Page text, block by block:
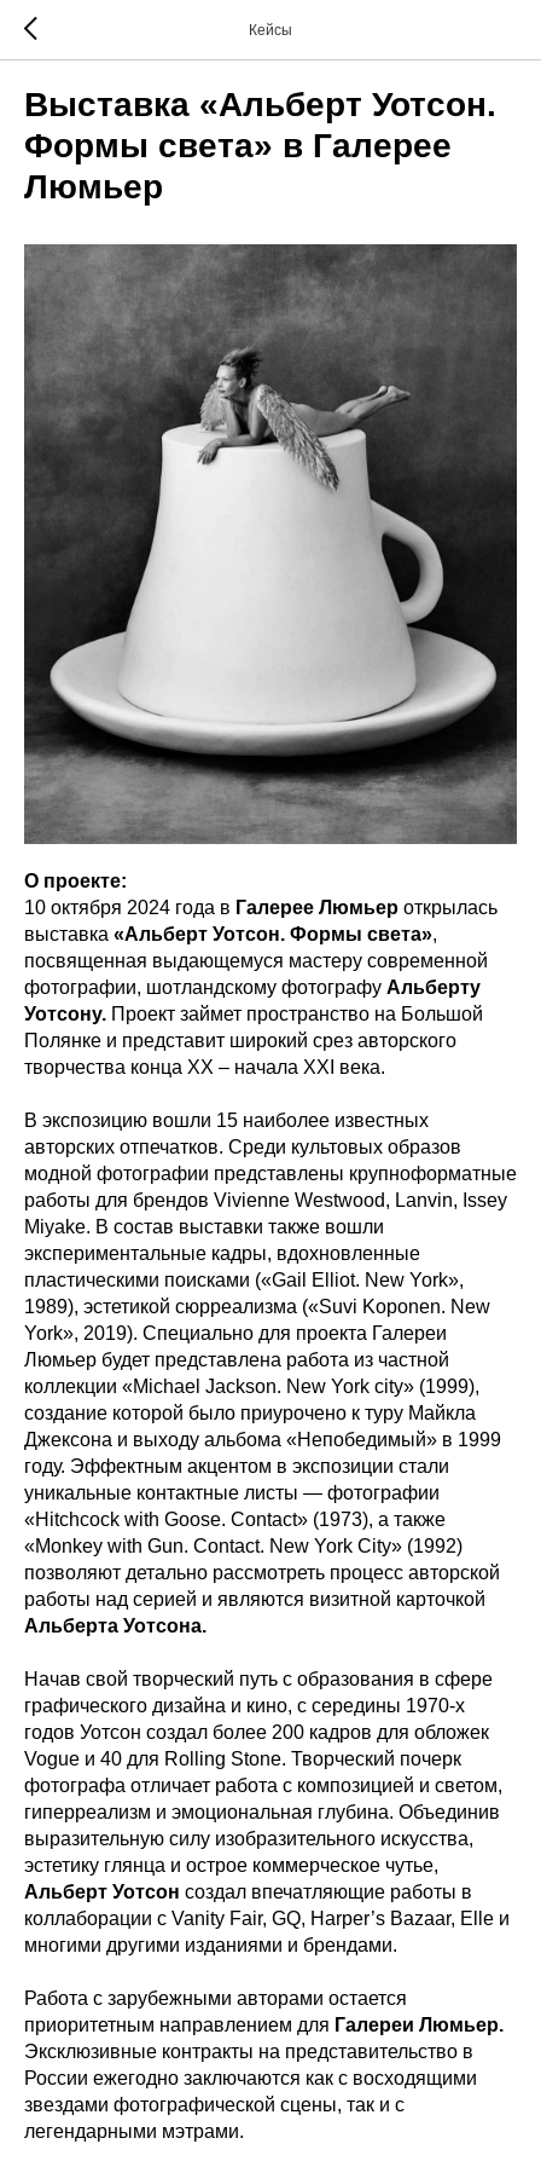
Кейсы
Выставка «Альберт Уотсон.
Формы света» в Галерее
Люмьер
О проекте:
10 октября 2024 года в Галерее Люмьер открылась
выставка «Альберт Уотсон. Формы света»,
посвященная выдающемуся мастеру современной
фотографии, шотландскому фотографу Альберту
Уотсону. Проект займет пространство на Большой
Полянке и представит широкий срез авторского
творчества конца XX – начала XXI века.
В экспозицию вошли 15 наиболее известных
авторских отпечатков. Среди культовых образов
модной фотографии представлены крупноформатные
работы для брендов Vivienne Westwood, Lanvin, Issey
Miyake. В состав выставки также вошли
экспериментальные кадры, вдохновленные
пластическими поисками («Gail Elliot. New York»,
1989), эстетикой сюрреализма («Suvi Koponen. New
York», 2019). Специально для проекта Галереи
Люмьер будет представлена работа из частной
коллекции «Michael Jackson. New York city» (1999),
создание которой было приурочено к туру Майкла
Джексона и выходу альбома «Непобедимый» в 1999
году. Эффектным акцентом в экспозиции стали
уникальные контактные листы — фотографии
«Hitchcock with Goose. Contact» (1973), а также
«Monkey with Gun. Contact. New York City» (1992)
позволяют детально рассмотреть процесс авторской
работы над серией и являются визитной карточкой
Альберта Уотсона.
Начав свой творческий путь с образования в сфере
графического дизайна и кино, с середины 1970-х
годов Уотсон создал более 200 кадров для обложек
Vogue и 40 для Rolling Stone. Творческий почерк
фотографа отличает работа с композицией и светом,
гиперреализм и эмоциональная глубина. Объединив
выразительную силу изобразительного искусства,
эстетику глянца и острое коммерческое чутье,
Альберт Уотсон создал впечатляющие работы в
коллаборации с Vanity Fair, GQ, Harper’s Bazaar, Elle и
многими другими изданиями и брендами.
Работа с зарубежными авторами остается
приоритетным направлением для Галереи Люмьер.
Эксклюзивные контракты на представительство в
России ежегодно заключаются как с восходящими
звездами фотографической сцены, так и с
легендарными мэтрами.